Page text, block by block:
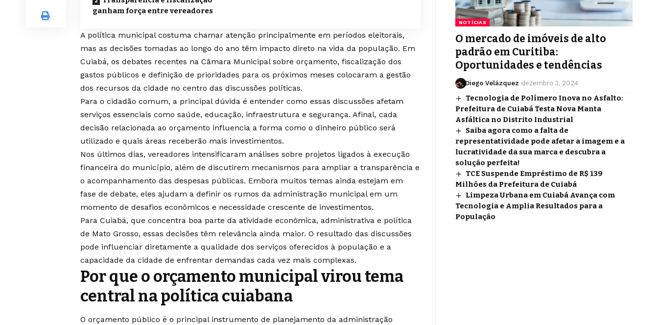
ganham força entre vereadores
A política municipal costuma chamar atenção principalmente em períodos eleitorais,
mas as decisões tomadas ao longo do ano têm impacto direto na vida da população. Em
Cuiabá, os debates recentes na Câmara Municipal sobre orçamento, fiscalização dos
gastos públicos e definição de prioridades para os próximos meses colocaram a gestão
dos recursos da cidade no centro das discussões políticas.
Para o cidadão comum, a principal dúvida é entender como essas discussões afetam
serviços essenciais como saúde, educação, infraestrutura e segurança. Afinal, cada
decisão relacionada ao orçamento influencia a forma como o dinheiro público será
utilizado e quais áreas receberão mais investimentos.
Nos últimos dias, vereadores intensificaram análises sobre projetos ligados à execução
financeira do município, além de discutirem mecanismos para ampliar a transparência e
o acompanhamento das despesas públicas. Embora muitos temas ainda estejam em
fase de debate, eles ajudam a definir os rumos da administração municipal em um
momento de desafios econômicos e necessidade crescente de investimentos.
Para Cuiabá, que concentra boa parte da atividade econômica, administrativa e política
de Mato Grosso, essas decisões têm relevância ainda maior. O resultado das discussões
pode influenciar diretamente a qualidade dos serviços oferecidos à população e a
capacidade da cidade de enfrentar demandas cada vez mais complexas.
Por que o orçamento municipal virou tema
central na política cuiabana
O orçamento público é o principal instrumento de planejamento da administração
NOTÍCIAS
O mercado de imóveis de alto
padrão em Curitiba:
Oportunidades e tendências
Diego Velázquez dezembro 3, 2024
Tecnologia de Polímero Inova no Asfalto:
Prefeitura de Cuiabá Testa Nova Manta
Asfáltica no Distrito Industrial
Saiba agora como a falta de
representatividade pode afetar a imagem e a
lucratividade da sua marca e descubra a
solução perfeita!
TCE Suspende Empréstimo de R$ 139
Milhões da Prefeitura de Cuiabá
Limpeza Urbana em Cuiabá Avança com
Tecnologia e Amplia Resultados para a
População